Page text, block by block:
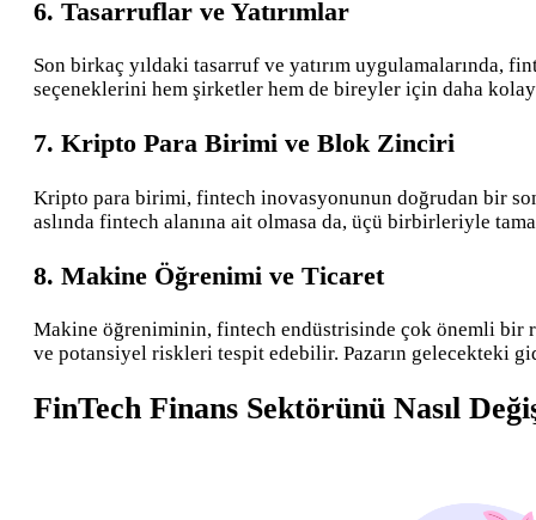
6. Tasarruflar ve Yatırımlar
Son birkaç yıldaki tasarruf ve yatırım uygulamalarında,
seçeneklerini hem şirketler hem de bireyler için daha
7. Kripto Para Birimi ve Blok Zinciri
Kripto para birimi, fintech inovasyonunun doğrudan bir
aslında fintech alanına ait olmasa da, üçü birbirleriyle
8. Makine Öğrenimi ve Ticaret
Makine öğreniminin, fintech endüstrisinde çok önemli bir
ve potansiyel riskleri tespit edebilir. Pazarın gelecekteki
FinTech Finans Sektörünü Nasıl